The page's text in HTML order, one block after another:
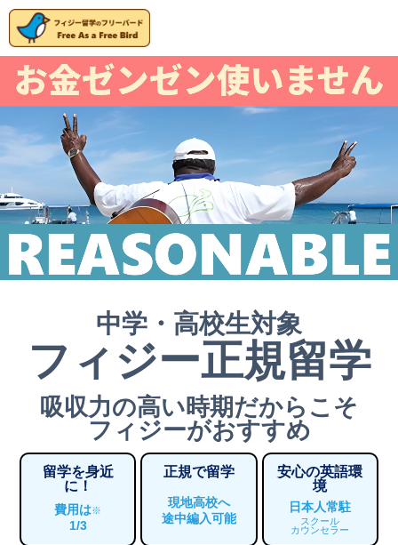
中学・高校生対象
フィジー正規留学
吸収力の高い時期だからこそ
フィジーがおすすめ
留学を身近
に！
費用は※
1/3
正規で留学
現地高校へ
途中編入可能
安心の英語環
境
日本人常駐
スクール
カウンセラー